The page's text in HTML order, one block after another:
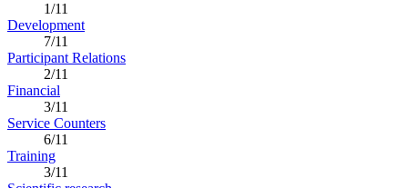
1/11
Development
7/11
Participant Relations
2/11
Financial
3/11
Service Counters
6/11
Training
3/11